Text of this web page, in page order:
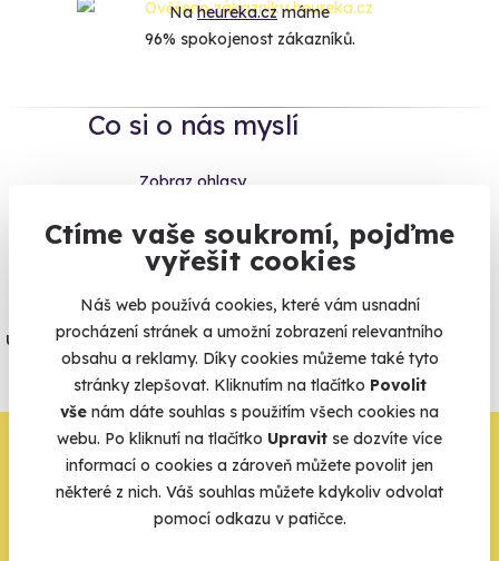
Ctíme vaše soukromí, pojďme
vyřešit cookies
Náš web používá cookies, které vám usnadní
procházení stránek a umožní zobrazení relevantního
obsahu a reklamy. Díky cookies můžeme také tyto
stránky zlepšovat. Kliknutím na tlačítko Povolit
vše nám dáte souhlas s použitím všech cookies na
webu. Po kliknutí na tlačítko Upravit se dozvíte více
informací o cookies a zároveň můžete povolit jen
některé z nich. Váš souhlas můžete kdykoliv odvolat
pomocí odkazu v patičce.
Naheureka.czmáme
96% spokojenost zákazníků.
Co si o nás myslí
Zobraz ohlasy
Vše umíme pojistit
Jeden nikdy neví. Máme nejvyšší
úrazové pojištění z nabídky zážitkových
agentur.
Vše o pojištění
Zbývá jeden krok,
zbytek zařídíme my